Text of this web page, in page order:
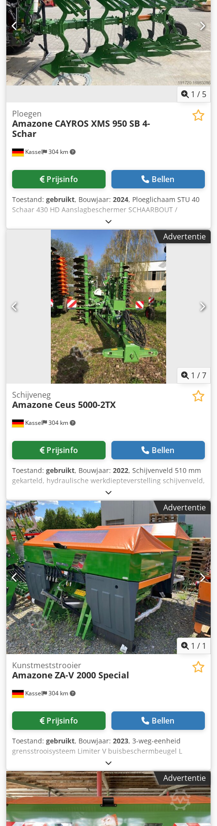
1 / 5
Kassel 304 km
Ploegen
Amazone CAYROS XMS 950 SB 4-
Schar
Prijsinfo Bellen
Toestand: gebruikt, Bouwjaar: 2024, Ploeglichaam STU 40
Schaar 430 HD Aanslagbeschermer SCHAARBOUT /
Advertentie
1 /7
Kassel 304 km
Schijveneg
Amazone Ceus 5000-2TX
Prijsinfo Bellen
Toestand: gebruikt, Bouwjaar: 2022, Schijvenveld 510 mm
gekarteld, hydraulische werkdiepteverstelling schijvenveld,
hydraulische werkdiepteverstelling van de egalisatie-unit,
C-Mix-Ultra-tanden voor Ceus 50, hydraulische
werkdiepteverstelling tandenveld met hydraulische dissel,
HD SLIJTDEEL 80 mm (14/K1) Csdpotz Tplefx Ahaoha
Advertentie
1 / 1
Kassel 304 km
Kunstmeststrooier
Amazone ZA-V 2000 Special
Prijsinfo Bellen
Toestand: gebruikt, Bouwjaar: 2023, 3-weg-eenheid
grensstrooisysteem Limiter V buisbeschermbeugel L
mechanische / positieweergave strooimechanisme ZA-V
opzetbak S 2000 inbouwdelen voor / ZA-basismachines
aftakas met wrijvingskoppeling spatbord L en ladders /
LED-achterverlichting Csdet Dwibjpfx Ahaoha
Advertentie